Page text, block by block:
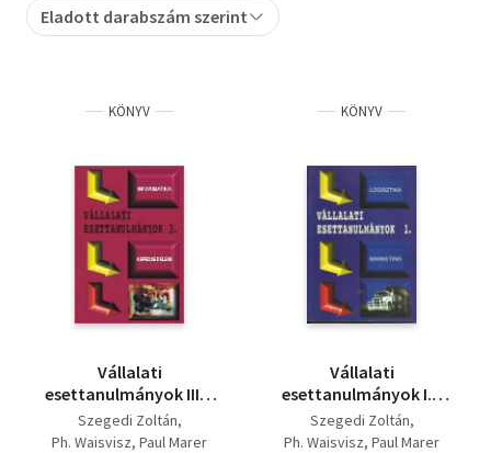
Szakkönyv
Tankönyv, segédkönyv
Társadalomtudomány
Természettudomány
Történelem
Eladott darabszám szerint
KÖNYV
Vállalati
esettanulmányok III. -
Informatika,
kereskedelem
Szegedi Zoltán
Ph. Waisvisz Paul Marer
KÖNYV
Vállalati
esettanulmányok I. -
Logisztika, marketing
Szegedi Zoltán
Ph. Waisvisz Paul Marer